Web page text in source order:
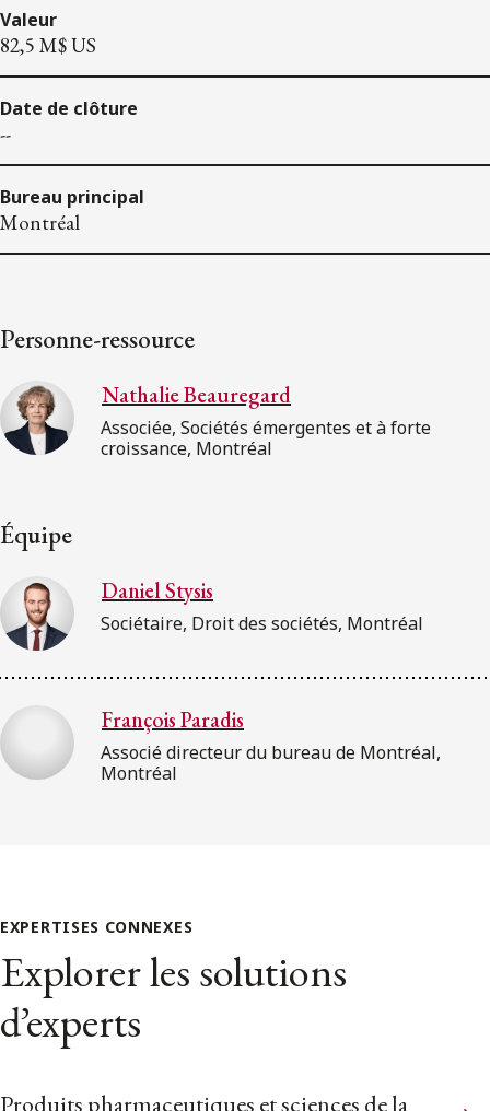
Valeur
82,5 M$ US
Date de clôture
--
Bureau principal
Montréal
Personne-ressource
Nathalie Beauregard
Associée, Sociétés émergentes et à forte
croissance, Montréal
Équipe
Daniel Stysis
Sociétaire, Droit des sociétés, Montréal
François Paradis
Associé directeur du bureau de Montréal,
Montréal
EXPERTISES CONNEXES
Explorer les solutions
d’experts
Produits pharmaceutiques et sciences de la